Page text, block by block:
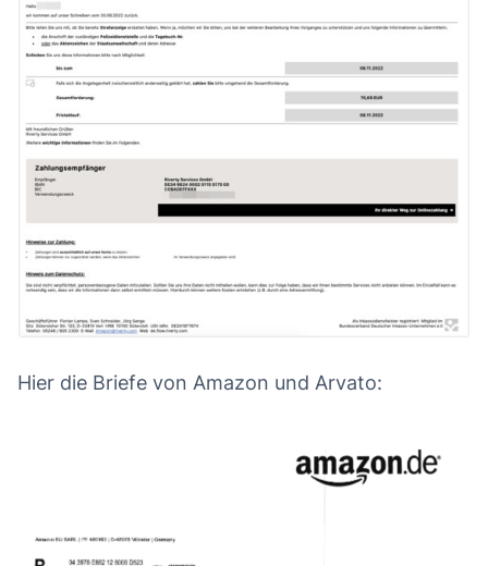
Hier die Briefe von Amazon und Arvato: